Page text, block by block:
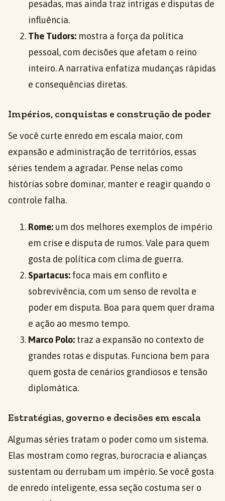
pesadas, mas ainda traz intrigas e disputas de
influência.
The Tudors: mostra a força da política
pessoal, com decisões que afetam o reino
inteiro. A narrativa enfatiza mudanças rápidas
e consequências diretas.
Impérios, conquistas e construção de poder
Se você curte enredo em escala maior, com
expansão e administração de territórios, essas
séries tendem a agradar. Pense nelas como
histórias sobre dominar, manter e reagir quando o
controle falha.
Rome: um dos melhores exemplos de império
em crise e disputa de rumos. Vale para quem
gosta de política com clima de guerra.
Spartacus: foca mais em conflito e
sobrevivência, com um senso de revolta e
poder em disputa. Boa para quem quer drama
e ação ao mesmo tempo.
Marco Polo: traz a expansão no contexto de
grandes rotas e disputas. Funciona bem para
quem gosta de cenários grandiosos e tensão
diplomática.
Estratégias, governo e decisões em escala
Algumas séries tratam o poder como um sistema.
Elas mostram como regras, burocracia e alianças
sustentam ou derrubam um império. Se você gosta
de enredo inteligente, essa seção costuma ser o